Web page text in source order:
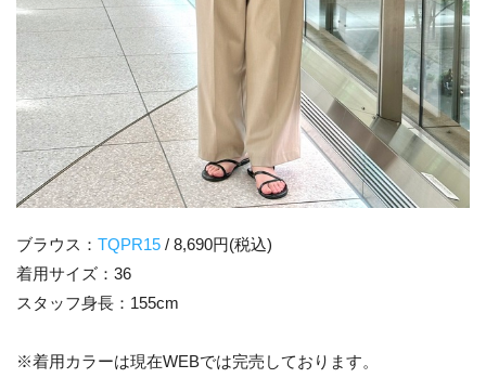
ブラウス： TQPR15 / 8,690円(税込)
着用サイズ：36
スタッフ身長：155cm
※着用カラーは現在WEBでは完売しております。